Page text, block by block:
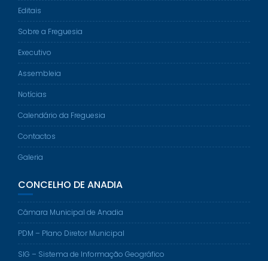
Editais
Sobre a Freguesia
Executivo
Assembleia
Notícias
Calendário da Freguesia
Contactos
Galeria
CONCELHO DE ANADIA
Câmara Municipal de Anadia
PDM – Plano Diretor Municipal
SIG – Sistema de Informação Geográfico